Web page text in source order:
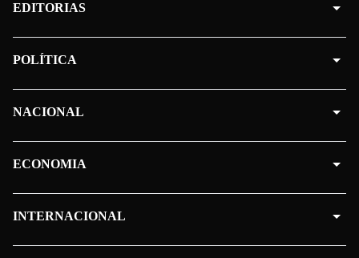
EDITORIAS
POLÍTICA
NACIONAL
ECONOMIA
INTERNACIONAL